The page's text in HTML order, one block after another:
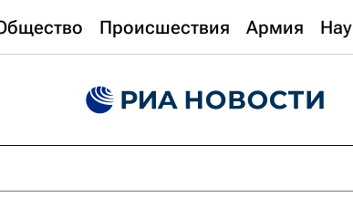
Происшествия Армия